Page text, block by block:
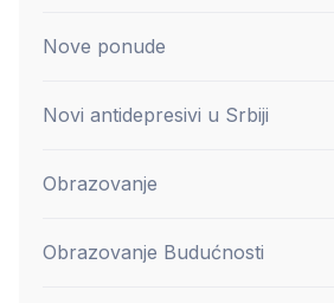
Nove ponude
Novi antidepresivi u Srbiji
Obrazovanje
Obrazovanje Budućnosti